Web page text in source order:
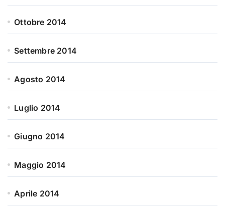
Ottobre 2014
Settembre 2014
Agosto 2014
Luglio 2014
Giugno 2014
Maggio 2014
Aprile 2014